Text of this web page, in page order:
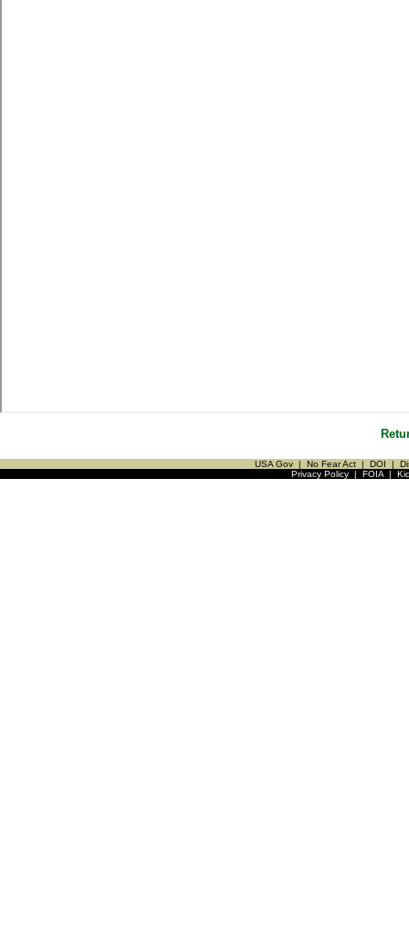
USA Gov | No Fear Act | DOI |
Privacy Policy| FOIA|